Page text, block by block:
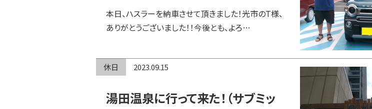
本日、ハスラーを納車させて頂きました！光市のT様、
ありがとうございました！！今後とも、よろ…
休日 2023.09.15
湯田温泉に行って来た！（サブミッ